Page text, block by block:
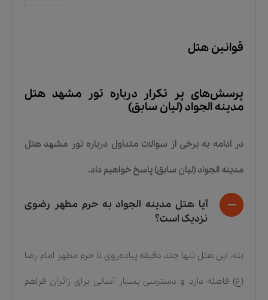
قوانین هتل
پرسش‌های پر تکرار درباره تور مشهد هتل
مدینه الجواد (لیان سابق)
در ادامه به برخی از سوالات متداول دربارهتور مشهد هتل
مدینه الجواد (لیان سابق) پاسخ خواهیم داد.
آیا هتل مدینه الجواد به حرم مطهر رضوی
نزدیک است؟
بله، این هتل تنها چند دقیقه پیاده‌روی تا حرم مطهر امام رضا
(ع) فاصله دارد و دسترسی بسیار آسانی برای زائران فراهم